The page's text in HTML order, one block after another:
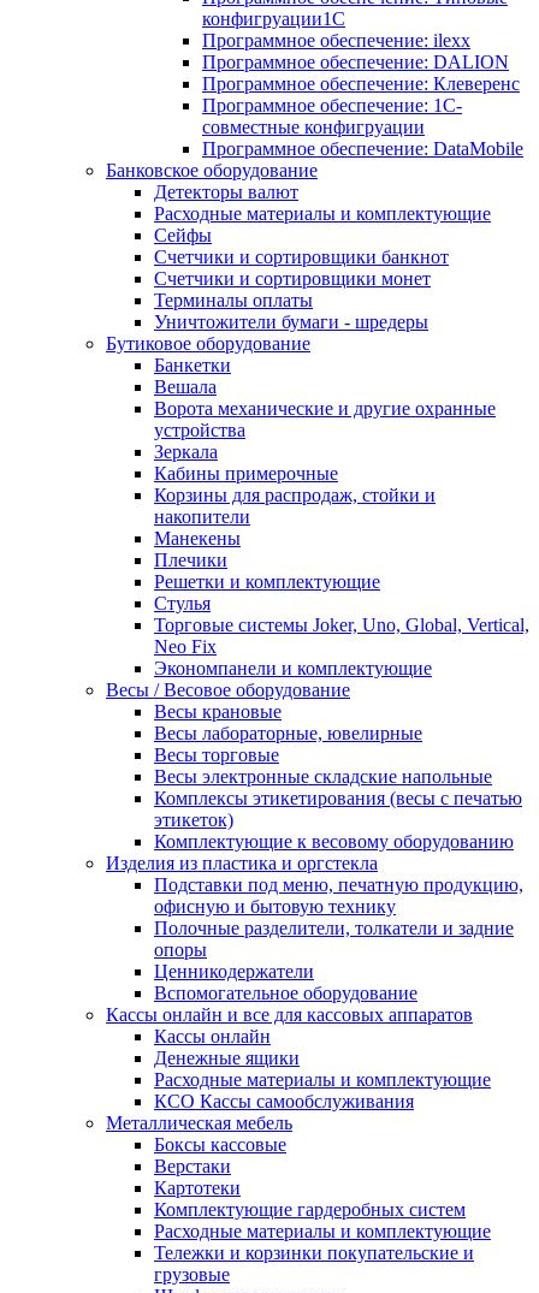
конфигруации1С
Программное обеспечение: ilexx
Программное обеспечение: DALION
Программное обеспечение: Клеверенс
Программное обеспечение: 1С-
совместные конфигруации
Программное обеспечение: DataMobile
Банковское оборудование
Детекторы валют
Расходные материалы и комплектующие
Сейфы
Счетчики и сортировщики банкнот
Счетчики и сортировщики монет
Терминалы оплаты
Уничтожители бумаги - шредеры
Бутиковое оборудование
Банкетки
Вешала
Ворота механические и другие охранные
устройства
Зеркала
Кабины примерочные
Корзины для распродаж, стойки и
накопители
Манекены
Плечики
Решетки и комплектующие
Стулья
Торговые системы Joker, Uno, Global, Vertical,
Neo Fix
Экономпанели и комплектующие
Весы / Весовое оборудование
Весы крановые
Весы лабораторные, ювелирные
Весы торговые
Весы электронные складские напольные
Комплексы этикетирования (весы с печатью
этикеток)
Комплектующие к весовому оборудованию
Изделия из пластика и оргстекла
Подставки под меню, печатную продукцию,
офисную и бытовую технику
Полочные разделители, толкатели и задние
опоры
Ценникодержатели
Вспомогательное оборудование
Кассы онлайн и все для кассовых аппаратов
Кассы онлайн
Денежные ящики
Расходные материалы и комплектующие
КСО Кассы самообслуживания
Металлическая мебель
Боксы кассовые
Верстаки
Картотеки
Комплектующие гардеробных систем
Расходные материалы и комплектующие
Тележки и корзинки покупательские и
грузовые